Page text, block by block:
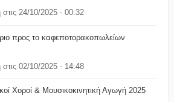
στις 24/10/2025 - 00:32
προς το καφεποτορακοπωλείων
στις 02/10/2025 - 14:48
Χοροί & Μουσικοκινητική Αγωγή 2025